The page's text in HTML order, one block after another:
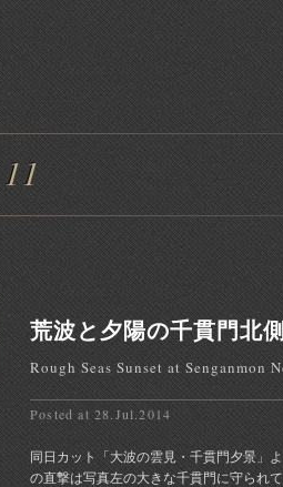
11
荒波と夕陽の千貫門北
Rough Seas Sunset at Senganmon
Posted at 28.Jul.2014
同日カット「大波の雲見・千貫門夕景」
の直撃は写真左の大きな千貫門に守られ